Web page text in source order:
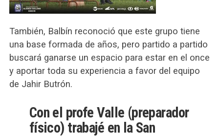
También, Balbín reconoció que este grupo tiene
una base formada de años, pero partido a partido
buscará ganarse un espacio para estar en el once
y aportar toda su experiencia a favor del equipo
de Jahir Butrón.
Con el profe Valle (preparador
físico) trabajé en la San